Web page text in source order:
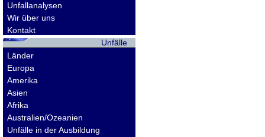
Unfallanalysen
Wir über uns
Kontakt
Unfälle
Länder
Europa
Amerika
Asien
Afrika
Australien/Ozeanien
Unfälle in der Ausbildung